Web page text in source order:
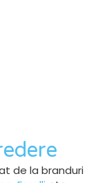
de la branduri